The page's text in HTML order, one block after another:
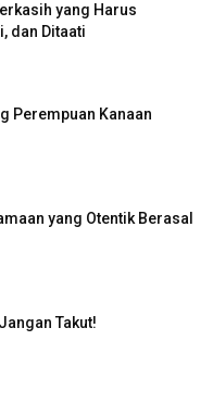
yang Harus
dan Ditaati
Perempuan Kanaan
yang Otentik Berasal
Takut!